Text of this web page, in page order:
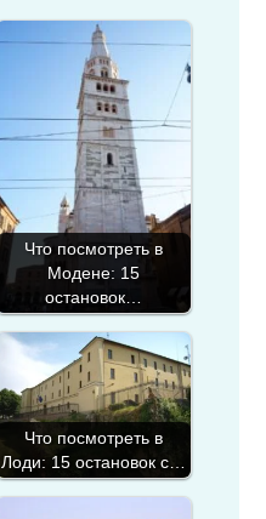
Что посмотреть в
Модене: 15
остановок…
Что посмотреть в
Лоди: 15 остановок с…